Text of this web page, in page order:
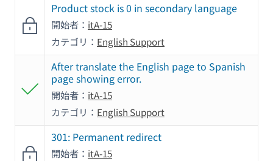
Product stock is 0 in secondary language
開始者： itA-15
カテゴリ： English Support
After translate the English page to Spanish
page showing error.
開始者： itA-15
カテゴリ： English Support
301: Permanent redirect
開始者： itA-15